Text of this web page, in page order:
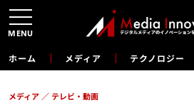
ホーム メディア テクノロジー
メディア テレビ・動画
MENU